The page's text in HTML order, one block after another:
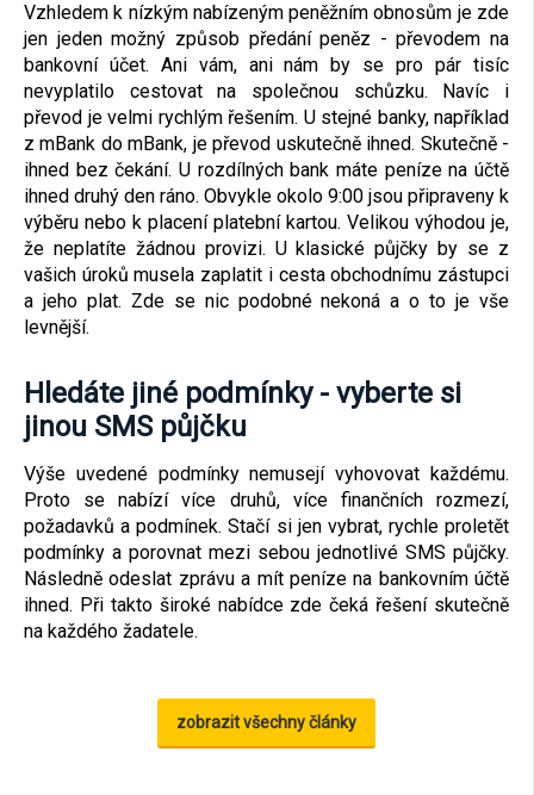
Vzhledem k nízkým nabízeným peněžním obnosům je zde
jen jeden možný způsob předání peněz - převodem na
bankovní účet. Ani vám, ani nám by se pro pár tisíc
nevyplatilo cestovat na společnou schůzku. Navíc i
převod je velmi rychlým řešením. U stejné banky, například
z mBank do mBank, je převod uskutečně ihned. Skutečně -
ihned bez čekání. U rozdílných bank máte peníze na účtě
ihned druhý den ráno. Obvykle okolo 9:00 jsou připraveny k
výběru nebo k placení platební kartou. Velikou výhodou je,
že neplatíte žádnou provizi. U klasické půjčky by se z
vašich úroků musela zaplatit i cesta obchodnímu zástupci
a jeho plat. Zde se nic podobné nekoná a o to je vše
levnější.
Hledáte jiné podmínky - vyberte si
jinou SMS půjčku
Výše uvedené podmínky nemusejí vyhovovat každému.
Proto se nabízí více druhů, více finančních rozmezí,
požadavků a podmínek. Stačí si jen vybrat, rychle proletět
podmínky a porovnat mezi sebou jednotlivé SMS půjčky.
Následně odeslat zprávu a mít peníze na bankovním účtě
ihned. Při takto široké nabídce zde čeká řešení skutečně
na každého žadatele.
zobrazit všechny články